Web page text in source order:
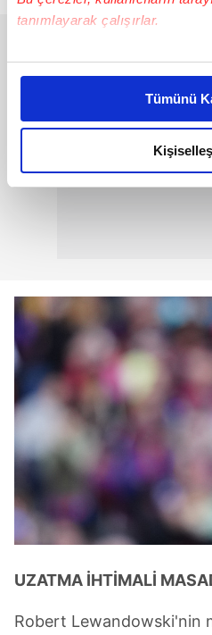
tanımlayarak çalışırlar.
Bu çerezlere izin vermeniz
daha iyi reklam deneyimi
amacımızın size daha iyi bir
olduğunu ve sizlere en iyi
elimizden gelen çabayı
reklamların maliyetlerimizi
gösterilmeyecektir."
Sizlere daha iyi bir hizmet
Sitemizde kendimize ve
kullanılmaktadır. Bu çerezler
verileriniz işlenmekte olup
toplumu hizmetlerinin
kullanılmaktadır. Diğer
kılınması ve
reklam/pazarlama
sınırlı olarak açık rızanız
vasıtasıyla belirleyebilirsiniz.
Metnimiziziyaret edebilirsiniz.
Tümünü
UZATMA İHTİMALİ
Robert Lewandowski'nin